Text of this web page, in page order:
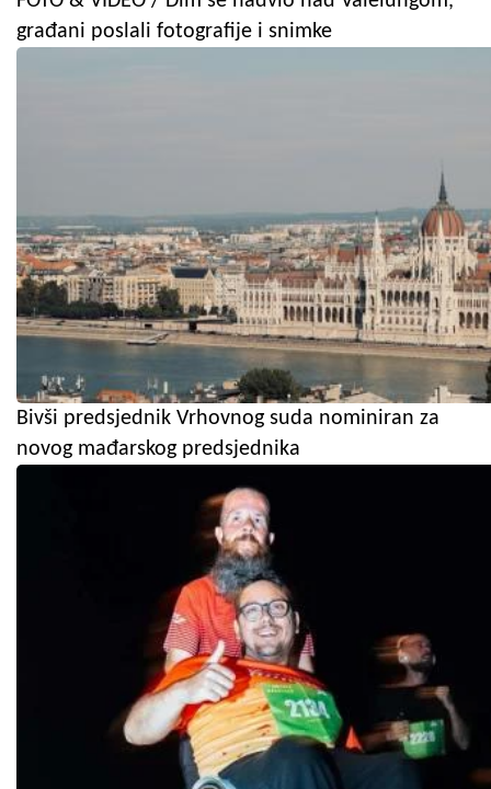
građani poslali fotografije i snimke
Bivši predsjednik Vrhovnog suda nominiran za
novog mađarskog predsjednika